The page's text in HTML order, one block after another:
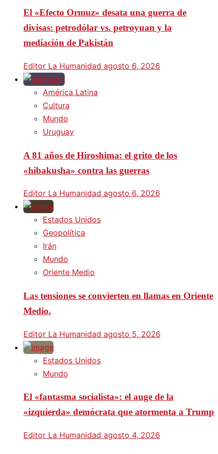
El «Efecto Ormuz» desata una guerra de
divisas: petrodólar vs. petroyuan y la
mediación de Pakistán
Editor La Humanidad agosto 6, 2026
América Latina
Cultura
Mundo
Uruguay
A 81 años de Hiroshima: el grito de los
«hibakusha» contra las guerras
Editor La Humanidad agosto 6, 2026
Estados Unidos
Geopolítica
Irán
Mundo
Oriente Medio
Las tensiones se convierten en llamas en Oriente
Medio.
Editor La Humanidad agosto 5, 2026
Estados Unidos
Mundo
El «fantasma socialista»: el auge de la
«izquierda» demócrata que atormenta a Trump
Editor La Humanidad agosto 4, 2026